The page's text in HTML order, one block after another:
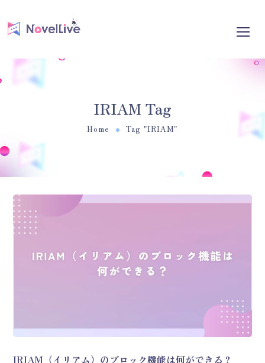
IRIAM Tag
Home Tag "IRIAM"
IRIAM（イリアム）のブロック機能は何ができる？